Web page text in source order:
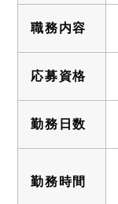
職務内容
応募資格
勤務日数
勤務時間